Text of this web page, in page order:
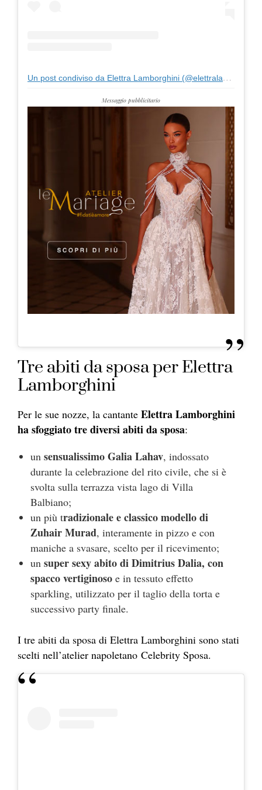
Un post condiviso da Elettra Lamborghini (@elettralamborghini)
Messaggio pubblicitario
Tre abiti da sposa per Elettra
Lamborghini
Per le sue nozze, la cantante Elettra Lamborghini
ha sfoggiato tre diversi abiti da sposa:
un sensualissimo Galia Lahav, indossato
durante la celebrazione del rito civile, che si è
svolta sulla terrazza vista lago di Villa
Balbiano;
un più tradizionale e classico modello di
Zuhair Murad, interamente in pizzo e con
maniche a svasare, scelto per il ricevimento;
un super sexy abito di Dimitrius Dalia, con
spacco vertiginosoe in tessuto effetto
sparkling, utilizzato per il taglio della torta e
successivo party finale.
I tre abiti da sposa di Elettra Lamborghini sono stati
scelti nell’atelier napoletano Celebrity Sposa.